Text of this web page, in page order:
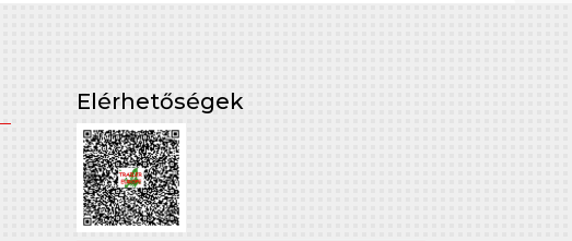
Elérhetőségek